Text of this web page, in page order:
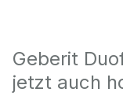
Geberit
jetzt auch